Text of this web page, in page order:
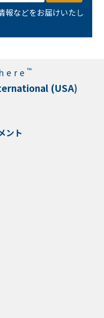
報などをお届けいたし
™
(USA)
ント